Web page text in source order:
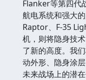
Flanker等第四代
航电系统和强大
Raptor、F-35
机，则将隐身技
了新的高度。我
动外形、隐身涂
未来战场上的潜